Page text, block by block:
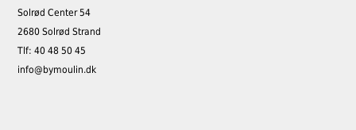
Solrød Center 54
2680 Solrød Strand
Tlf: 40 48 50 45
info@bymoulin.dk